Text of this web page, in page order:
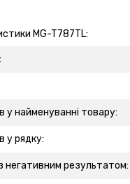
MG-T787TL:
у найменуванні товару:
у рядку:
негативним результатом: